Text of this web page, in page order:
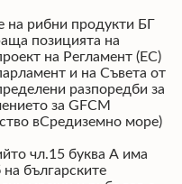
на рибни продукти БГ
позицията на
на Регламент (ЕС)
и на Съвета от
разпоредби за
за GFCM
вСредиземно море)
чл.15 буква А има
българските